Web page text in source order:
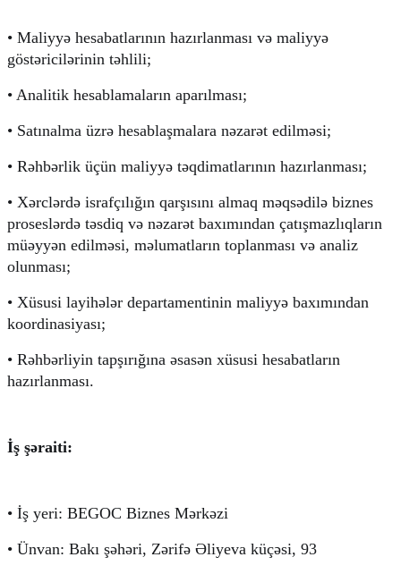
• Maliyyə hesabatlarının hazırlanması və maliyyə
göstəricilərinin təhlili;
• Analitik hesablamaların aparılması;
• Satınalma üzrə hesablaşmalara nəzarət edilməsi;
• Rəhbərlik üçün maliyyə təqdimatlarının hazırlanması;
• Xərclərdə israfçılığın qarşısını almaq məqsədilə biznes
proseslərdə təsdiq və nəzarət baxımından çatışmazlıqların
müəyyən edilməsi, məlumatların toplanması və analiz
olunması;
• Xüsusi layihələr departamentinin maliyyə baxımından
koordinasiyası;
• Rəhbərliyin tapşırığına əsasən xüsusi hesabatların
hazırlanması.
İş şəraiti:
• İş yeri: BEGOC Biznes Mərkəzi
• Ünvan: Bakı şəhəri, Zərifə Əliyeva küçəsi, 93